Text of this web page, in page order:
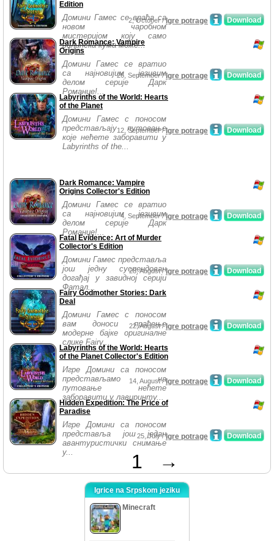
Edition
Домини Гамес се враћа са
новом чаробном
мистеријом коју само
вилинска кума може...
Download
2, October /Igre potrage
Dark Romance: Vampire
Origins
Домини Гамес се вратио
са најновијим језивим
делом серије Дарк
Романце!...
Download
26, September / Igre potrage
Labyrinths of the World: Hearts
of the Planet
Домини Гамес с поносом
представљају путовање
које нећете заборавити у
Labyrinths of the...
Download
12, September /Igre potrage
Dark Romance: Vampire
Origins Collector's Edition
Домини Гамес се вратио
са најновијим језивим
делом серије Дарк
Романце!...
Download
4, September / Igre potrage
Fatal Evidence: Art of Murder
Collector's Edition
Домини Гамес представља
још једну суспендован
догађај у завидној серији
Фатал...
Download
28, August /Igre potrage
Fairy Godmother Stories: Dark
Deal
Домини Гамес с поносом
вам доноси праћење
модерне бајке оригиналне
слике Fairy...
Download
22, August /Igre potrage
Labyrinths of the World: Hearts
of the Planet Collector's Edition
Игре Домини са поносом
представљамо на
путовање нећете
заборавити у лавиринту...
Download
14, August /Igre potrage
Hidden Expedition: The Price of
Paradise
Игре Домини са поносом
представља још један
авантуристички снимање
у...
Download
25, July /Igre potrage
1 →
Igrice na Srpskom jeziku
Minecraft